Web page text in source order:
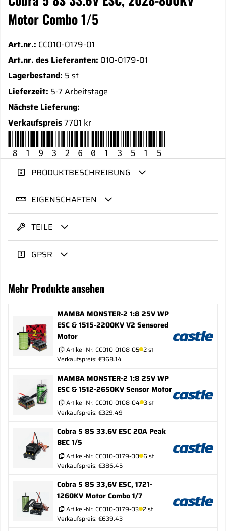
Motor Combo 1/5
Art.nr.: CC010-0179-01
Art.nr. des Lieferanten: 010-0179-01
Lagerbestand: 5 st
Lieferzeit: 5-7 Arbeitstage
Nächste Lieferung:
Verkaufspreis7701 kr
819326013515
PRODUKTBESCHREIBUNG
EIGENSCHAFTEN
TEILE
GPSR
Mehr Produkte ansehen
MAMBA MONSTER-2 1:8 25V WP
ESC & 1515-2200KV V2 Sensored
Motor
Artikel-Nr: CC010-0108-05 2 st
Verkaufspreis: €368.14
MAMBA MONSTER-2 1:8 25V WP
ESC & 1512-2650KV Sensor Motor
Artikel-Nr: CC010-0108-04 3 st
Verkaufspreis: €329.49
Cobra 5 8S 33.6V ESC 20A Peak
BEC 1/5
Artikel-Nr: CC010-0179-00 6 st
Verkaufspreis: €386.45
Cobra 5 8S 33,6V ESC, 1721-
1260KV Motor Combo 1/7
Artikel-Nr: CC010-0179-03 2 st
Verkaufspreis: €639.43